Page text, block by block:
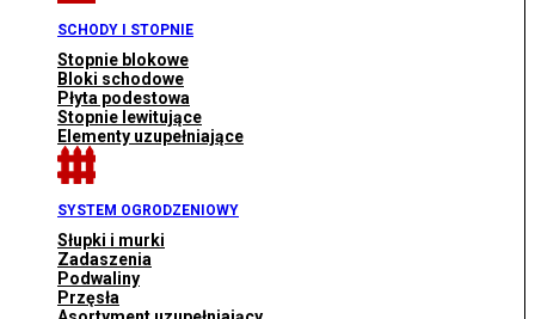
SCHODY I STOPNIE
Stopnie blokowe
Bloki schodowe
Płyta podestowa
Stopnie lewitujące
Elementy uzupełniające
SYSTEM OGRODZENIOWY
Słupki i murki
Zadaszenia
Podwaliny
Przęsła